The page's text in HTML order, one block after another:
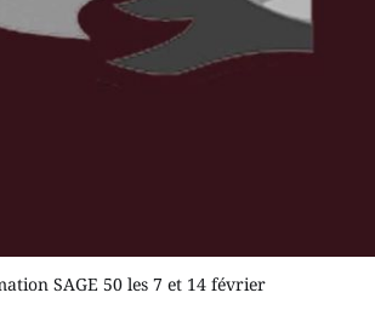
SAGE 50 les 7 et 14 février